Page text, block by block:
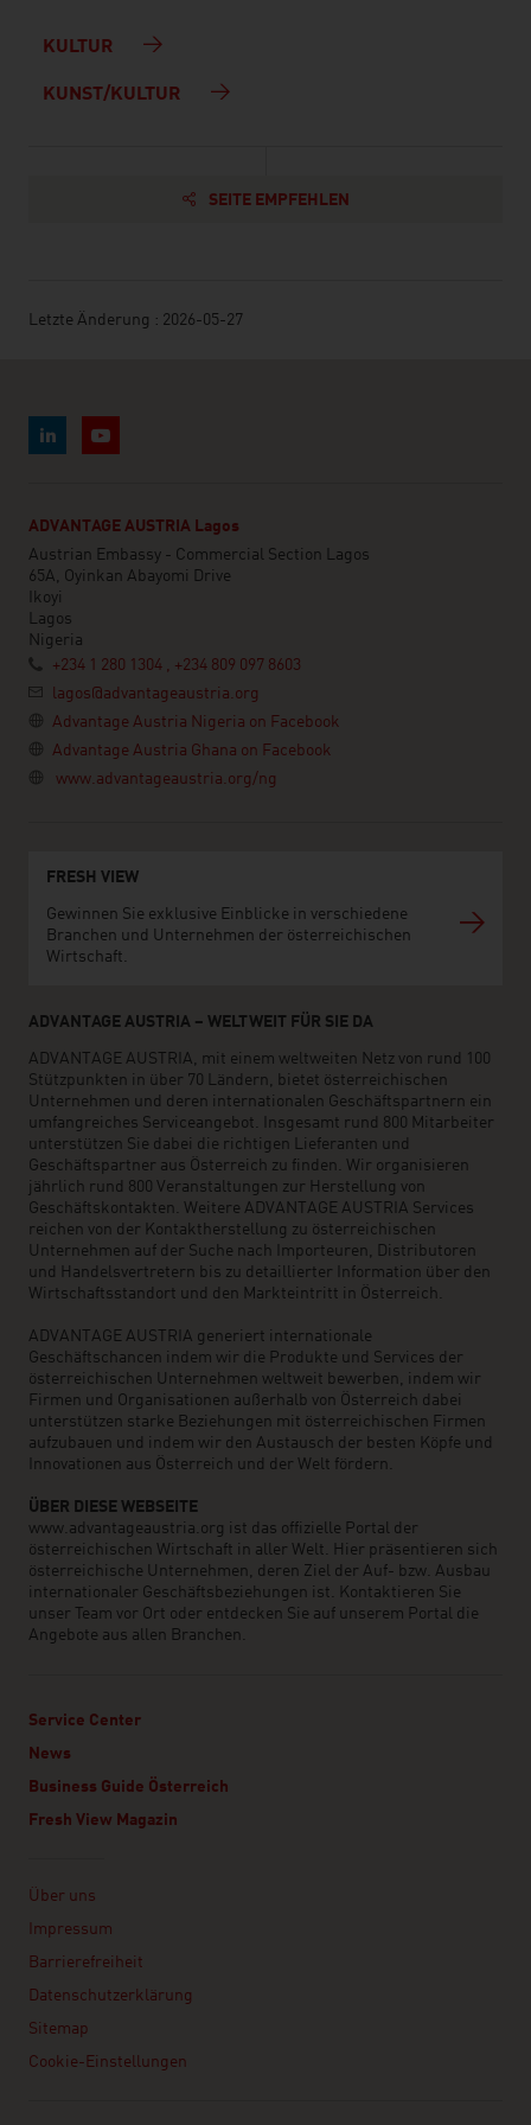
KULTUR
KUNST/KULTUR
SEITE EMPFEHLEN
Letzte Änderung : 2026-05-27
ADVANTAGE AUSTRIA Lagos
Austrian Embassy - Commercial Section Lagos
65A, Oyinkan Abayomi Drive
Ikoyi
Lagos
Nigeria
+234 1 280 1304 , +234 809 097 8603
lagos@advantageaustria.org
Advantage Austria Nigeria on Facebook
Advantage Austria Ghana on Facebook
www.advantageaustria.org/ng
FRESH VIEW
Gewinnen Sie exklusive Einblicke in verschiedene
Branchen und Unternehmen der österreichischen
Wirtschaft.
ADVANTAGE AUSTRIA – WELTWEIT FÜR SIE DA
ADVANTAGE AUSTRIA, mit einem weltweiten Netz von rund 100
Stützpunkten in über 70 Ländern, bietet österreichischen
Unternehmen und deren internationalen Geschäftspartnern ein
umfangreiches Serviceangebot. Insgesamt rund 800 Mitarbeiter
unterstützen Sie dabei die richtigen Lieferanten und
Geschäftspartner aus Österreich zu finden. Wir organisieren
jährlich rund 800 Veranstaltungen zur Herstellung von
Geschäftskontakten. Weitere ADVANTAGE AUSTRIA Services
reichen von der Kontaktherstellung zu österreichischen
Unternehmen auf der Suche nach Importeuren, Distributoren
und Handelsvertretern bis zu detaillierter Information über den
Wirtschaftsstandort und den Markteintritt in Österreich.
ADVANTAGE AUSTRIA generiert internationale
Geschäftschancen indem wir die Produkte und Services der
österreichischen Unternehmen weltweit bewerben, indem wir
Firmen und Organisationen außerhalb von Österreich dabei
unterstützen starke Beziehungen mit österreichischen Firmen
aufzubauen und indem wir den Austausch der besten Köpfe und
Innovationen aus Österreich und der Welt fördern.
ÜBER DIESE WEBSEITE
www.advantageaustria.org ist das offizielle Portal der
österreichischen Wirtschaft in aller Welt. Hier präsentieren sich
österreichische Unternehmen, deren Ziel der Auf- bzw. Ausbau
internationaler Geschäftsbeziehungen ist. Kontaktieren Sie
unser Team vor Ort oder entdecken Sie auf unserem Portal die
Angebote aus allen Branchen.
Service Center
News
Business Guide Österreich
Fresh View Magazin
Über uns
Impressum
Barrierefreiheit
Datenschutzerklärung
Sitemap
Cookie-Einstellungen